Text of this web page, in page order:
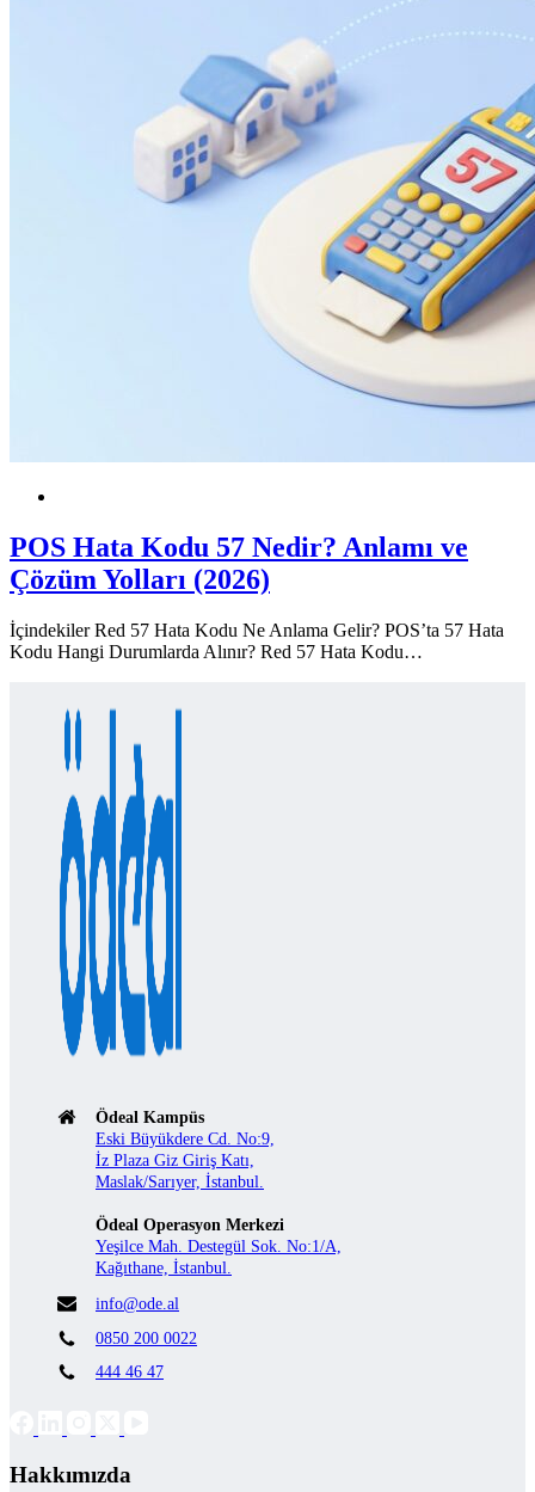
POS Hata Kodu 57 Nedir? Anlamı ve
Çözüm Yolları (2026)
İçindekiler Red 57 Hata Kodu Ne Anlama Gelir? POS’ta 57 Hata
Kodu Hangi Durumlarda Alınır? Red 57 Hata Kodu…
Ödeal Kampüs
Eski Büyükdere Cd. No:9,
İz Plaza Giz Giriş Katı,
Maslak/Sarıyer, İstanbul.
Ödeal Operasyon Merkezi
Yeşilce Mah. Destegül Sok. No:1/A,
Kağıthane, İstanbul.
info@ode.al
0850 200 0022
444 46 47
Hakkımızda